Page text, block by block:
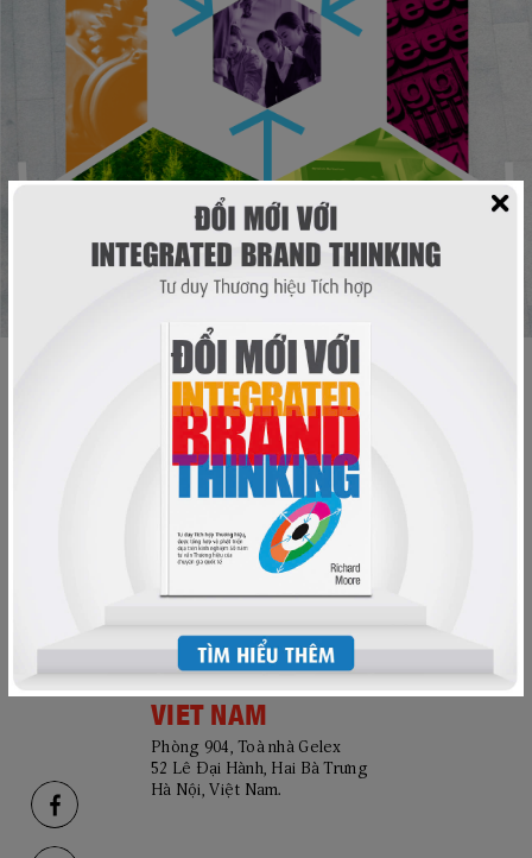
LIÊN HỆ
Inquiry@RmooreA.com
Hotline: 0978 656 605
USA
Tầng 5, 21 phố Bond,
New York, 10012, Mỹ.
VIET NAM
Phòng 904, Toà nhà Gelex
52 Lê Đại Hành, Hai Bà Trưng
Hà Nội, Việt Nam.